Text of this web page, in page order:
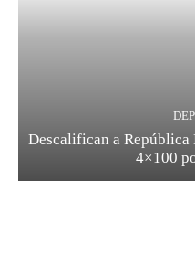
Descalifican a
4×100